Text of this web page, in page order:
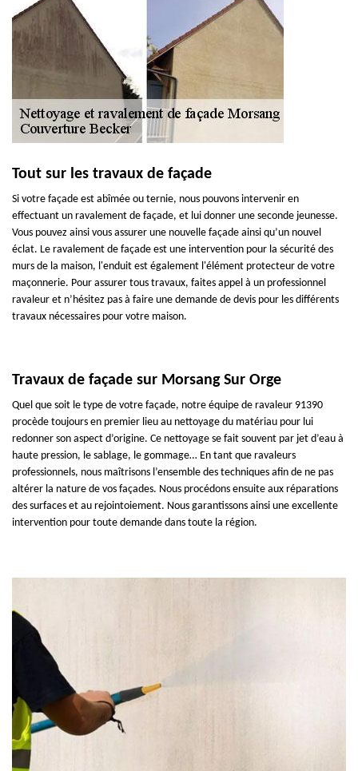
Tout sur les travaux de façade
Si votre façade est abîmée ou ternie, nous pouvons intervenir en
effectuant un ravalement de façade, et lui donner une seconde jeunesse.
Vous pouvez ainsi vous assurer une nouvelle façade ainsi qu’un nouvel
éclat. Le ravalement de façade est une intervention pour la sécurité des
murs de la maison, l'enduit est également l'élément protecteur de votre
maçonnerie. Pour assurer tous travaux, faites appel à un professionnel
ravaleur et n’hésitez pas à faire une demande de devis pour les différents
travaux nécessaires pour votre maison.
Travaux de façade sur Morsang Sur Orge
Quel que soit le type de votre façade, notre équipe de ravaleur 91390
procède toujours en premier lieu au nettoyage du matériau pour lui
redonner son aspect d’origine. Ce nettoyage se fait souvent par jet d’eau à
haute pression, le sablage, le gommage… En tant que ravaleurs
professionnels, nous maîtrisons l’ensemble des techniques afin de ne pas
altérer la nature de vos façades. Nous procédons ensuite aux réparations
des surfaces et au rejointoiement. Nous garantissons ainsi une excellente
intervention pour toute demande dans toute la région.